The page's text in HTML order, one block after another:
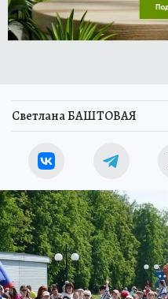
Светлана БАШТОВАЯ